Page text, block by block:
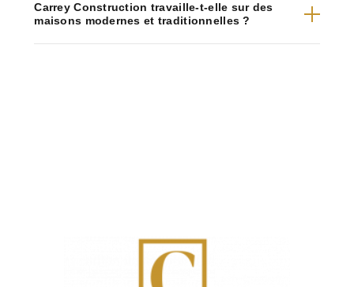
Carrey Construction travaille-t-elle sur des
maisons modernes et traditionnelles ?